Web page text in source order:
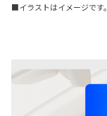
■イラストはイメージです。